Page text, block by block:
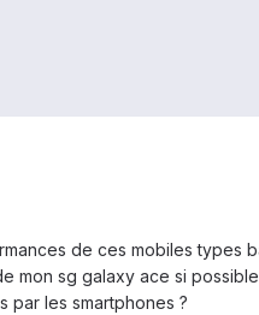
de ces mobiles types
mon sg galaxy ace si
par les smartphones ?